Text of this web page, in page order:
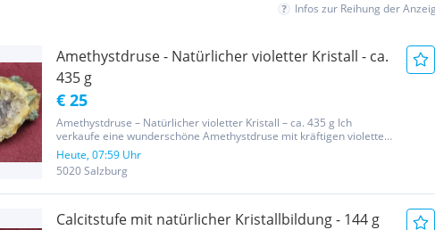
Infos zur Reihung der
Amethystdruse - Natürlicher violetter Kristall - ca.
435 g
€ 25
Amethystdruse – Natürlicher violetter Kristall – ca. 435 g Ich
verkaufe eine wunderschöne Amethystdruse mit kräftigen violetten
Kristallen. Amethyst ist bekannt für seine faszinierende Farbgebung
und wird als Schmuckstein, Sammlerstück oder Dekoration...
Heute, 07:59 Uhr
5020 Salzburg
Calcitstufe mit natürlicher Kristallbildung - 144 g